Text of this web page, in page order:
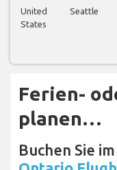
United
States
Seattle
Ferien-
planen…
Buchen Sie